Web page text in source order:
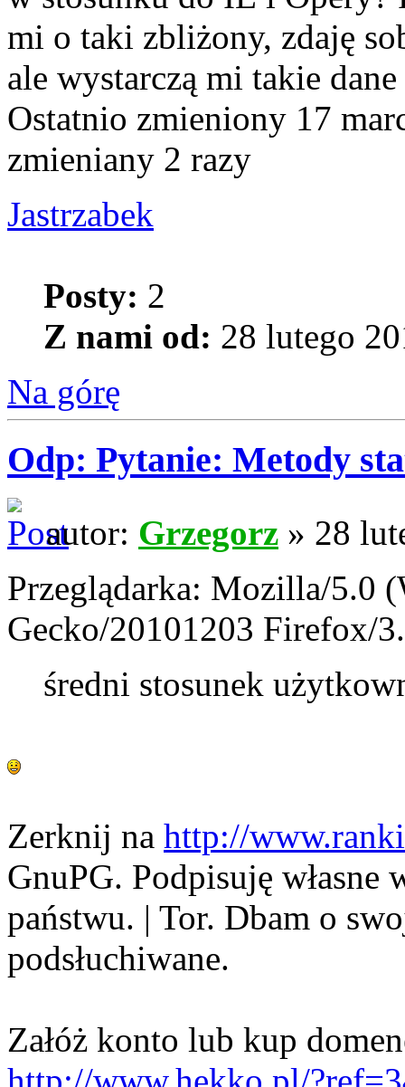
mi o taki zbliżony, zdaję
ale wystarczą mi takie
Ostatnio zmieniony 17
zmieniany 2 razy
Jastrzabek
Posty: 2
Z nami od: 28 lutego
Na górę
Odp: Pytanie: Metody
autor: Grzegorz » 28
Przeglądarka: Mozilla/5.0
Gecko/20101203 Firefox/
średni stosunek
Zerknij na http://
GnuPG. Podpisuję
państwu. | Tor. Dbam o
podsłuchiwane.
Załóż konto lub kup